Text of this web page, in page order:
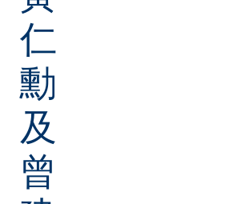
仁
勳
及
曾